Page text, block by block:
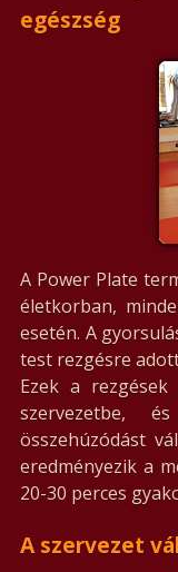
egészség
A Power Plate
életkorban,
esetén. A
test rezgésre
Ezek a
szervezetbe,
összehúzódást
eredményezik a
20-30 perces
A szervezet